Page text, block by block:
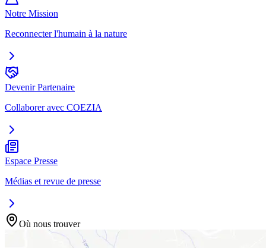
Notre Mission
Reconnecter l'humain à la nature
Devenir Partenaire
Collaborer avec COEZIA
Espace Presse
Médias et revue de presse
Où nous trouver